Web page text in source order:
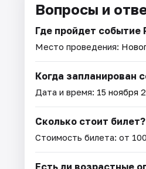
Вопросы и
Где пройдет
Место проведения:
Когда запланирован
Дата и время: 15 ноября
Сколько стоит билет?
Стоимость билета: от